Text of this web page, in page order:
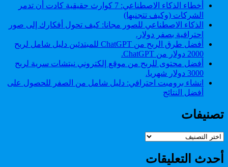
أخطاء الذكاء الاصطناعي: 7 كوارث حقيقية كادت أن تدمر
الشركات (وكيف تتجنبها)
الذكاء الاصطناعي للصور مجانا: كيف تحول أفكارك إلى صور
احترافية بصفر دولار.
أفضل طرق الربح من ChatGPT للمبتدئين دليل شامل لربح
2000 دولار من ChatGPT.
أفضل محتوى للربح من موقع إلكتروني نيتشات سرية لربح
3000 دولار شهريا.
انشاء برومبت احترافي: دليل شامل من الصفر للحصول على
أفضل النتائج
تصنيفات
تصنيفات
أحدث التعليقات